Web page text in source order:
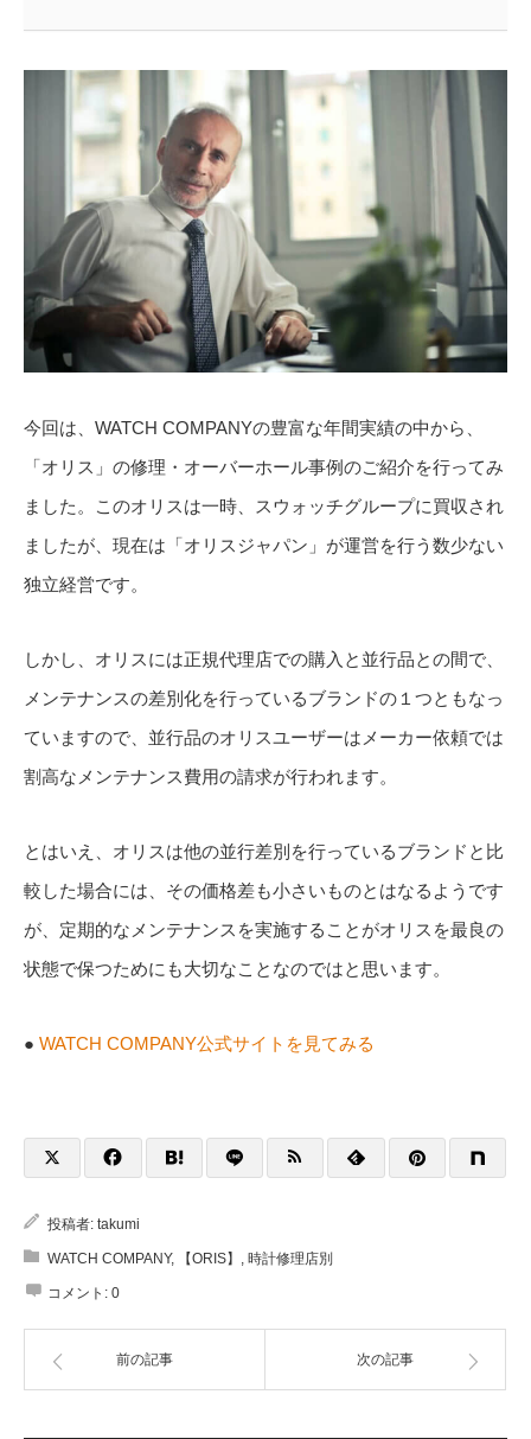
今回は、WATCH COMPANYの豊富な年間実績の中から、
「オリス」の修理・オーバーホール事例のご紹介を行ってみ
ました。このオリスは一時、スウォッチグループに買収され
ましたが、現在は「オリスジャパン」が運営を行う数少ない
独立経営です。
しかし、オリスには正規代理店での購入と並行品との間で、
メンテナンスの差別化を行っているブランドの１つともなっ
ていますので、並行品のオリスユーザーはメーカー依頼では
割高なメンテナンス費用の請求が行われます。
とはいえ、オリスは他の並行差別を行っているブランドと比
較した場合には、その価格差も小さいものとはなるようです
が、定期的なメンテナンスを実施することがオリスを最良の
状態で保つためにも大切なことなのではと思います。
● WATCH COMPANY公式サイトを見てみる
投稿者: takumi
WATCH COMPANY, 【ORIS】 , 時計修理店別
コメント: 0
前の記事 次の記事